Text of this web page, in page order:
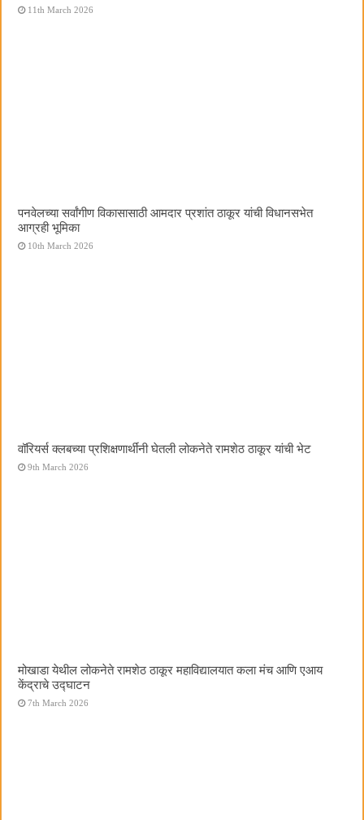
11th March 2026
पनवेलच्या सर्वांगीण विकासासाठी आमदार प्रशांत ठाकूर यांची विधानसभेत
आग्रही भूमिका
10th March 2026
वॉरियर्स क्लबच्या प्रशिक्षणार्थींनी घेतली लोकनेते रामशेठ ठाकूर यांची भेट
9th March 2026
मोखाडा येथील लोकनेते रामशेठ ठाकूर महाविद्यालयात कला मंच आणि एआय
केंद्राचे उद्घाटन
7th March 2026